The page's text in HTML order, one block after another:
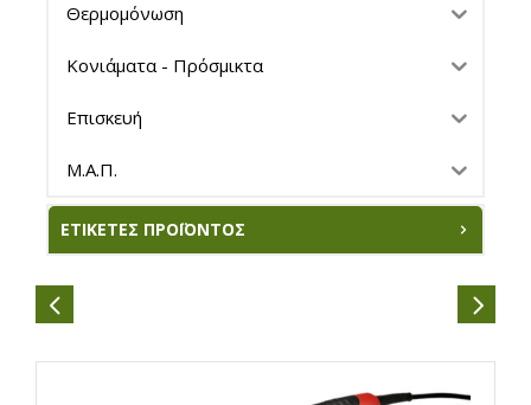
Θερμομόνωση
Κονιάματα - Πρόσμικτα
Επισκευή
Μ.Α.Π.
ΕΤΙΚΈΤΕΣ ΠΡΟΪΌΝΤΟΣ